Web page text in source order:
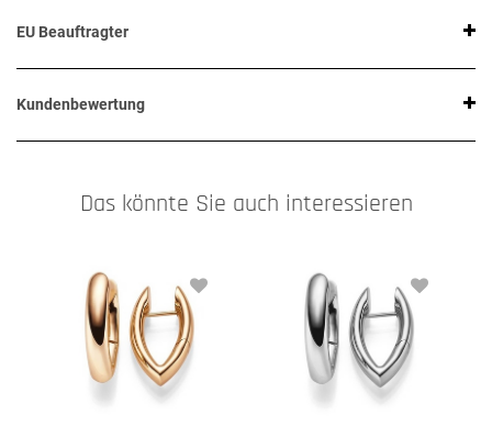
EU Beauftragter
Kundenbewertung
Das könnte Sie auch interessieren